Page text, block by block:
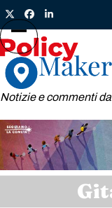
Skip
to
content
TwitterFacebook
LinkedIn
Notizie e commenti
Open
mobile
menu
Close
mobile
menu